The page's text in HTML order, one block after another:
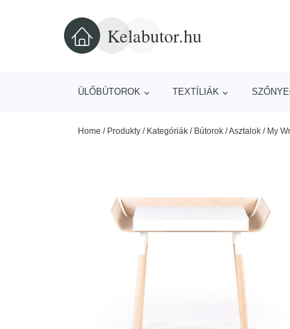
Kelabutor.hu
ÜLŐBÚTOROK TEXTÍLIÁK
Home / Produkty / Kategóriák / Bútorok /Asztalok / My